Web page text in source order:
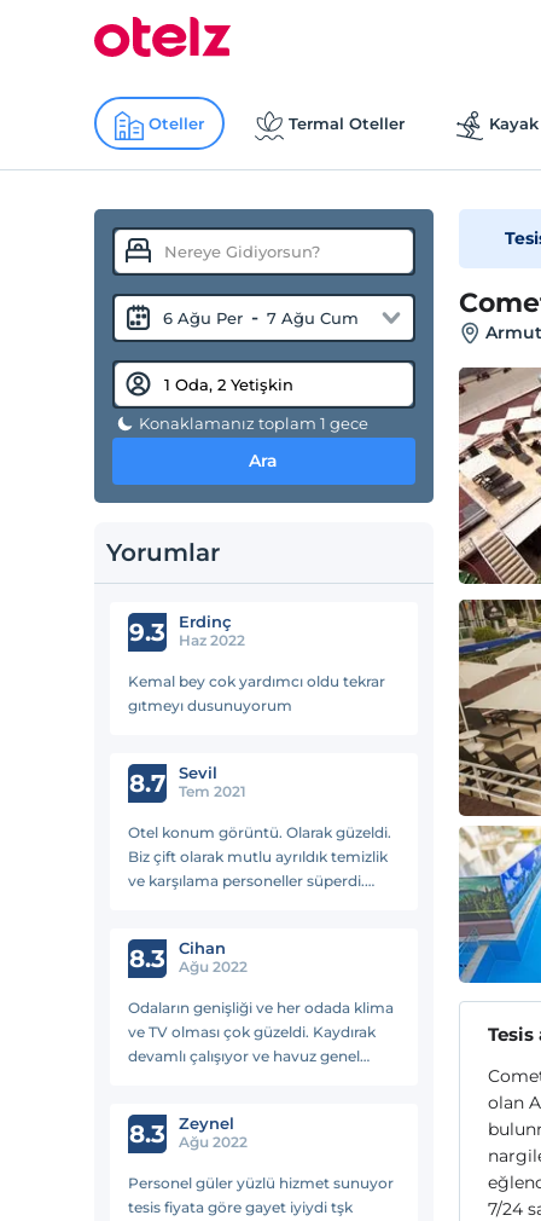
Oteller Termal Oteller
6 Ağu Per - 7 Ağu Cum
Konaklamanız toplam 1 gece
Ara
Yorumlar
9.3 Erdi̇nç
Haz 2022
Kemal bey cok yardımcı oldu tekrar
gıtmeyı dusunuyorum
8.7 Sevil
Tem 2021
Otel konum görüntü. Olarak güzeldi.
Biz çift olarak mutlu ayrıldık temizlik
ve karşılama personeller süperdi.
8.3 Cihan
Ağu 2022
Odaların genişliği ve her odada klima
ve TV olması çok güzeldi. Kaydırak
devamlı çalışıyor ve havuz genel
veriyorlar.
8.3 Zeynel
Ağu 2022
Personel güler yüzlü hizmet sunuyor
tesis fiyata göre gayet iyiydi tşk
Tesis
olan
7/24